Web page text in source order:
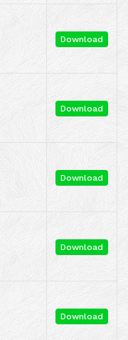
Download
Download
Download
Download
Download